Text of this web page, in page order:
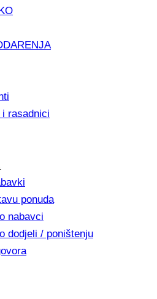
rasadnici
ponuda
nabavci
dodjeli / poništenju